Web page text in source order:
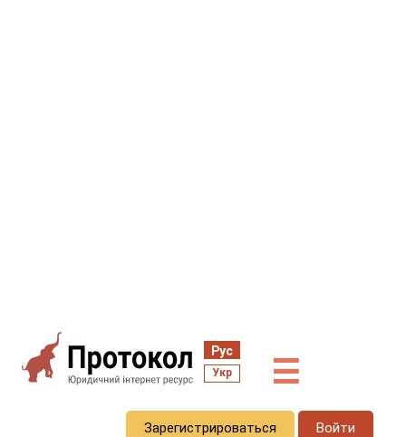
Рус
Укр ☰
Зарегистрироваться Войти